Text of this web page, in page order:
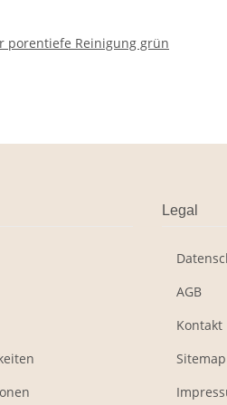
porentiefe Reinigung grün
Legal
AGB
Kontakt
Sitemap